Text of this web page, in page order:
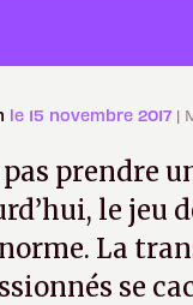
le 15 novembre 2017 |
pas prendre
le jeu
La
se